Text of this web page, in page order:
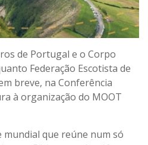
de Portugal e o Corpo
Federação Escotista de
breve, na Conferência
à organização do MOOT
mundial que reúne num só